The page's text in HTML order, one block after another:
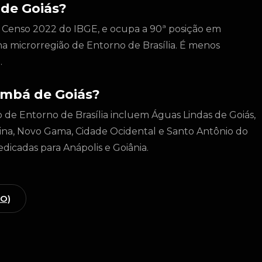
Goiás?
2022 do IBGE, e ocupa a 90ª posição em
microrregião de Entorno de Brasília. É menos
de Goiás?
Entorno de Brasília incluem Águas Lindas de Goiás,
Novo Gama, Cidade Ocidental e Santo Antônio do
para Anápolis e Goiânia.